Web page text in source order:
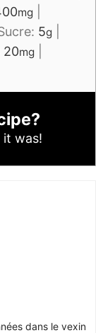
mg
5g
20mg
it was!
dans le vexin